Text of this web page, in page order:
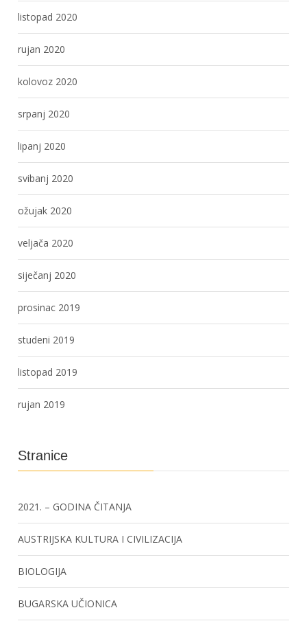
listopad 2020
rujan 2020
kolovoz 2020
srpanj 2020
lipanj 2020
svibanj 2020
ožujak 2020
veljača 2020
siječanj 2020
prosinac 2019
studeni 2019
listopad 2019
rujan 2019
Stranice
2021. – GODINA ČITANJA
AUSTRIJSKA KULTURA I CIVILIZACIJA
BIOLOGIJA
BUGARSKA UČIONICA